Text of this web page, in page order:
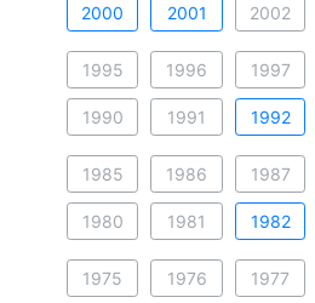
2000 2001 2002
1995 1996 1997
1990 1991 1992
1985 1986 1987
1980 1981 1982
1975 1976 1977